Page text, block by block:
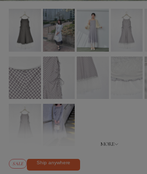
SALE Ship anywhere